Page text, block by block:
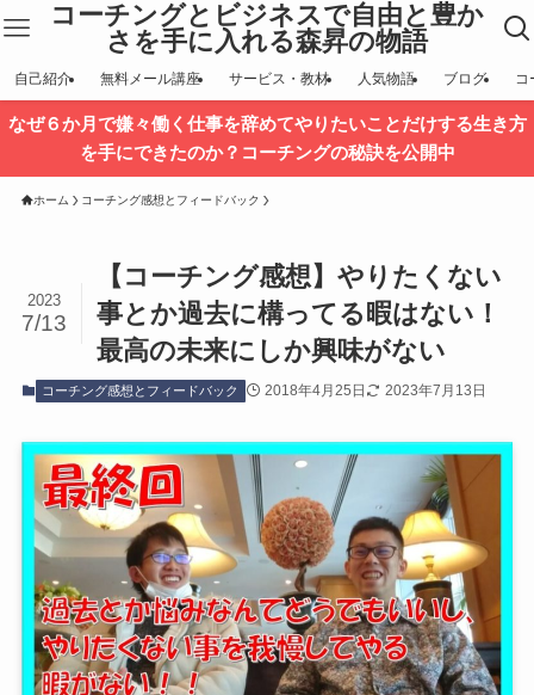
コーチングとビジネスで自由と豊か
さを手に入れる森昇の物語
自己紹介 無料メール講座 サービス・教材 人気物語 ブログ コ
なぜ６か月で嫌々働く仕事を辞めてやりたいことだけする生き方
を手にできたのか？コーチングの秘訣を公開中
ホーム コーチング感想とフィードバック
【コーチング感想】やりたくない
事とか過去に構ってる暇はない！
最高の未来にしか興味がない
2023
7/13
コーチング感想とフィードバック 2018年4月25日 2023年7月13日